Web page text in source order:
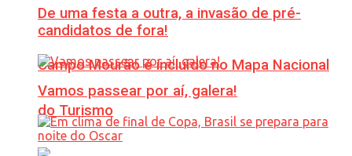
Campo Mourão é incluído no Mapa Nacional
do Turismo
De uma festa a outra, a invasão de pré-
candidatos de fora!
Vamos passear por aí, galera!